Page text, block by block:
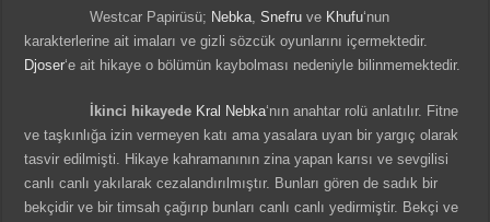
Westcar Papirüsü; Nebka,Snefru ve Khufu‘nun
karakterlerine ait imaları ve gizli sözcük oyunlarını içermektedir.
Djoser‘e ait hikaye o bölümün kaybolması nedeniyle bilinmemektedir.
İkinci hikayede Kral Nebka‘nın anahtar rolü anlatılır. Fitne
ve taşkınlığa izin vermeyen katı ama yasalara uyan bir yargıç olarak
tasvir edilmişti. Hikaye kahramanının zina yapan karısı ve sevgilisi
canlı canlı yakılarak cezalandırılmıştır. Bunları gören de sadık bir
bekçidir ve bir timsah çağırıp bunları canlı canlı yedirmiştir. Bekçi ve